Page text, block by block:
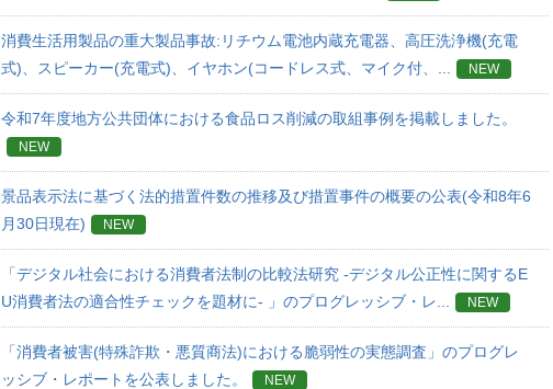
消費生活用製品の重大製品事故:リチウム電池内蔵充電器、高圧洗浄機(充電
式)、スピーカー(充電式)、イヤホン(コードレス式、マイク付、...
NEW
令和7年度地方公共団体における食品ロス削減の取組事例を掲載しました。
NEW
景品表示法に基づく法的措置件数の推移及び措置事件の概要の公表(令和8年6
月30日現在)
NEW
「デジタル社会における消費者法制の比較法研究 -デジタル公正性に関するE
U消費者法の適合性チェックを題材に‐ 」のプログレッシブ・レ...
NEW
「消費者被害(特殊詐欺・悪質商法)における脆弱性の実態調査」のプログレ
ッシブ・レポートを公表しました。​
NEW